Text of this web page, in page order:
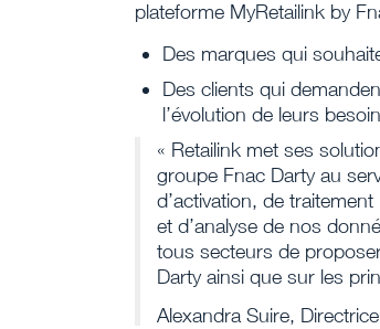
plateforme MyRetailink by
Des marques qui
Des clients qui
l’évolution de leurs
« Retailink met ses
groupe Fnac Darty au
d’activation, de traitement
et d’analyse de nos
tous secteurs de
Darty ainsi que sur les
Alexandra Suire,